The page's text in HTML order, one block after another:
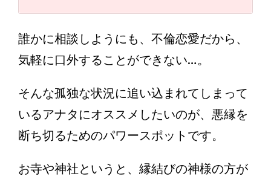
誰かに相談しようにも、不倫恋愛だから、
気軽に口外することができない…。
そんな孤独な状況に追い込まれてしまって
いるアナタにオススメしたいのが、悪縁を
断ち切るためのパワースポットです。
お寺や神社というと、縁結びの神様の方が